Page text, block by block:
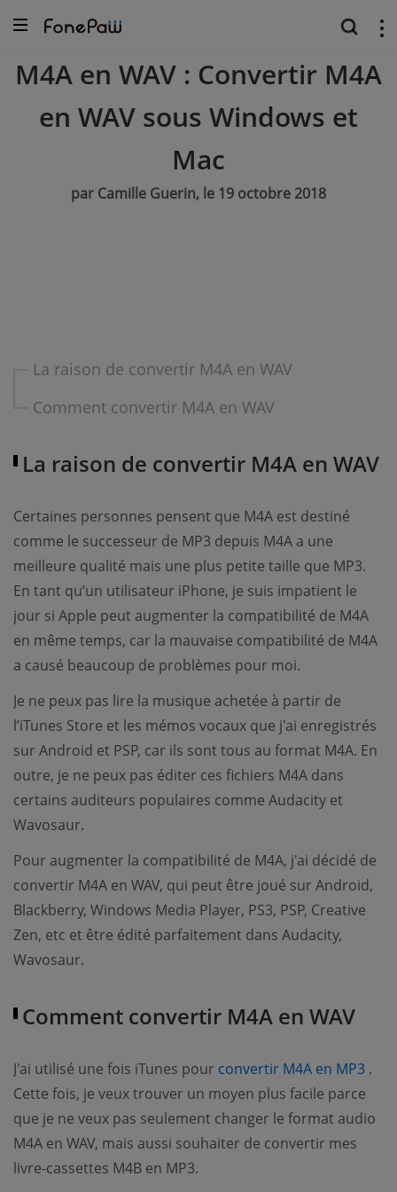
M4A en WAV : Convertir M4A
en WAV sous Windows et
Mac
par Camille Guerin, le 19 octobre 2018
La raison de convertir M4A en WAV
Comment convertir M4A en WAV
La raison de convertir M4A en WAV
Certaines personnes pensent que M4A est destiné
comme le successeur de MP3 depuis M4A a une
meilleure qualité mais une plus petite taille que MP3.
En tant qu’un utilisateur iPhone, je suis impatient le
jour si Apple peut augmenter la compatibilité de M4A
en même temps, car la mauvaise compatibilité de M4A
a causé beaucoup de problèmes pour moi.
Je ne peux pas lire la musique achetée à partir de
l’iTunes Store et les mémos vocaux que j'ai enregistrés
sur Android et PSP, car ils sont tous au format M4A. En
outre, je ne peux pas éditer ces fichiers M4A dans
certains auditeurs populaires comme Audacity et
Wavosaur.
Pour augmenter la compatibilité de M4A, j'ai décidé de
convertir M4A en WAV, qui peut être joué sur Android,
Blackberry, Windows Media Player, PS3, PSP, Creative
Zen, etc et être édité parfaitement dans Audacity,
Wavosaur.
Comment convertir M4A en WAV
J'ai utilisé une fois iTunes pour convertir M4A en MP3 .
Cette fois, je veux trouver un moyen plus facile parce
que je ne veux pas seulement changer le format audio
M4A en WAV, mais aussi souhaiter de convertir mes
livre-cassettes M4B en MP3.